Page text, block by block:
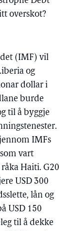
overskot?
(IMF) vil
og
dollar i
burde
til å byggje
IMFs
vart
Haiti. G20
USD 300
lån og
USD 150
til å dekke